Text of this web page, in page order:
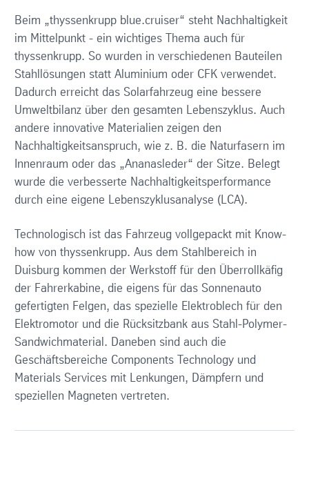
Beim „thyssenkrupp blue.cruiser“ steht Nachhaltigkeit
im Mittelpunkt - ein wichtiges Thema auch für
thyssenkrupp. So wurden in verschiedenen Bauteilen
Stahllösungen statt Aluminium oder CFK verwendet.
Dadurch erreicht das Solarfahrzeug eine bessere
Umweltbilanz über den gesamten Lebenszyklus. Auch
andere innovative Materialien zeigen den
Nachhaltigkeitsanspruch, wie z. B. die Naturfasern im
Innenraum oder das „Ananasleder“ der Sitze. Belegt
wurde die verbesserte Nachhaltigkeitsperformance
durch eine eigene Lebenszyklusanalyse (LCA).
Technologisch ist das Fahrzeug vollgepackt mit Know-
how von thyssenkrupp. Aus dem Stahlbereich in
Duisburg kommen der Werkstoff für den Überrollkäfig
der Fahrerkabine, die eigens für das Sonnenauto
gefertigten Felgen, das spezielle Elektroblech für den
Elektromotor und die Rücksitzbank aus Stahl-Polymer-
Sandwichmaterial. Daneben sind auch die
Geschäftsbereiche Components Technology und
Materials Services mit Lenkungen, Dämpfern und
speziellen Magneten vertreten.